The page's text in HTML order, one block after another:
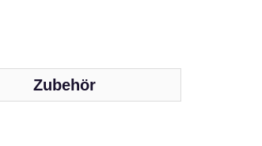
Zubehör